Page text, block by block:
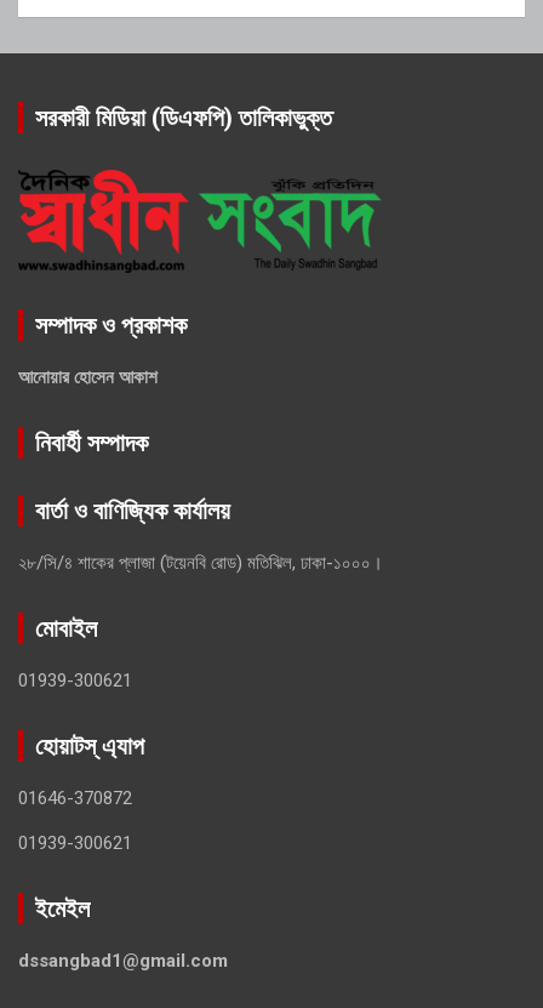
সরকারী মিডিয়া (ডিএফপি) তালিকাভুক্ত
সম্পাদক ও প্রকাশক
আনোয়ার হোসেন আকাশ
নিবার্হী সম্পাদক
বার্তা ও বাণিজ্যিক কার্যালয়
২৮/সি/৪ শাকের প্লাজা (টয়েনবি রোড) মতিঝিল, ঢাকা-১০০০।
মোবাইল
01939-300621
হোয়াটস্ এ্যাপ
01646-370872
01939-300621
ইমেইল
dssangbad1@gmail.com